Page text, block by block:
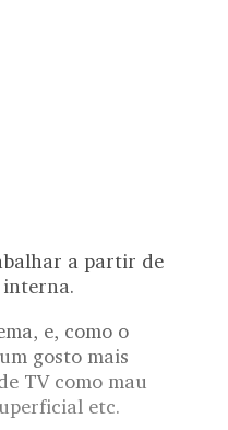
a partir de
interna.
e, como o
gosto mais
TV como mau
etc.